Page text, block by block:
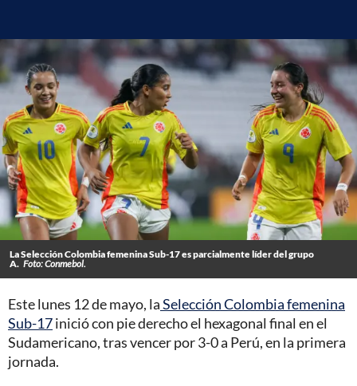
La Selección Colombia femenina Sub-17 es parcialmente líder del grupo
A. Foto: Conmebol.
Este lunes 12 de mayo, laSelección Colombia femenina
Sub-17inició con pie derecho el hexagonal final en el
Sudamericano, tras vencer por 3-0 a Perú, en la primera
jornada.